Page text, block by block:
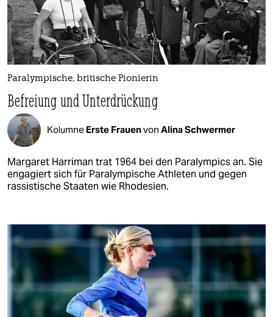
Paralympische, britische Pionierin
Befreiung und Unterdrückung
Kolumne Erste Frauenvon Alina Schwermer
Margaret Harriman trat 1964 bei den Paralympics an. Sie
engagiert sich für Paralympische Athleten und gegen
rassistische Staaten wie Rhodesien.